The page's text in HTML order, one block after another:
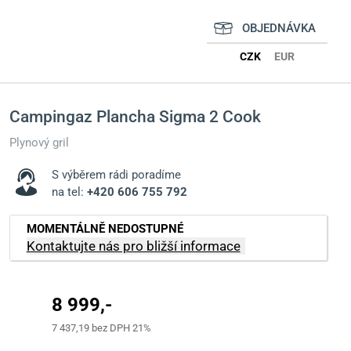
OBJEDNÁVKA
CZK EUR
Campingaz Plancha Sigma 2 Cook
Plynový gril
S výběrem rádi poradíme
na tel: +420 606 755 792
MOMENTÁLNĚ NEDOSTUPNÉ
Kontaktujte nás pro bližší informace
8 999,-
7 437,19 bez DPH 21%